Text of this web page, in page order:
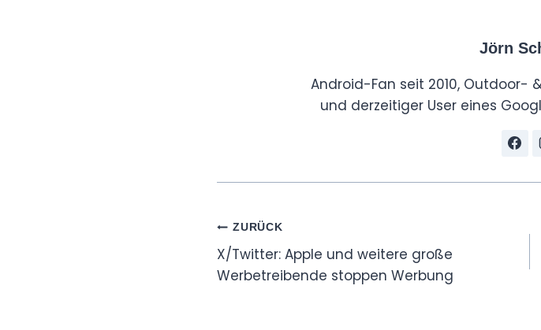
Jörn
Android-Fan seit 2010, Outdoor-
und derzeitiger User eines
Beitragsnavigation
ZURÜCK
X/Twitter: Apple und weitere große
Werbetreibende stoppen Werbung